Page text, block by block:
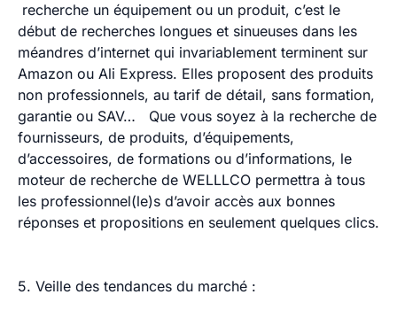
recherche un équipement ou un produit, c’est le
début de recherches longues et sinueuses dans les
méandres d’internet qui invariablement terminent sur
Amazon ou Ali Express. Elles proposent des produits
non professionnels, au tarif de détail, sans formation,
garantie ou SAV… Que vous soyez à la recherche de
fournisseurs, de produits, d’équipements,
d’accessoires, de formations ou d’informations, le
moteur de recherche de WELLLCO permettra à tous
les professionnel(le)s d’avoir accès aux bonnes
réponses et propositions en seulement quelques clics.
5. Veille des tendances du marché :